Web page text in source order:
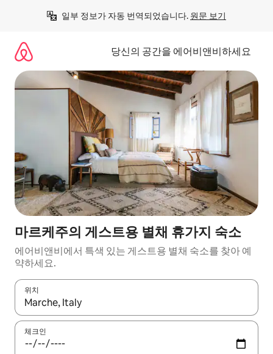
일부 정보가 자동 번역되었습니다. 원문 보기
당신의 공간을 에어비앤비하세요
마르케주의 게스트용 별채 휴가지 숙소
에어비앤비에서 특색 있는 게스트용 별채 숙소를 찾아 예
약하세요.
위치
결과가 나오면 위·아래 화살표 키를 사용하거나 터치 또는 스와이
체크인